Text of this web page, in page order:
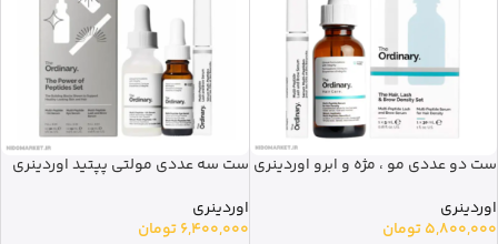
ست دو عددی مو ، مژه و ابرو اوردینری
اوردینری
5,800,000تومان
ست سه عددی مولتی پپتید اوردینری
اوردینری
6,400,000 تومان